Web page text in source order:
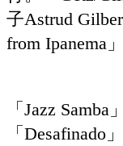
子Astrud
from Ipanema
「Jazz
「Desafinado